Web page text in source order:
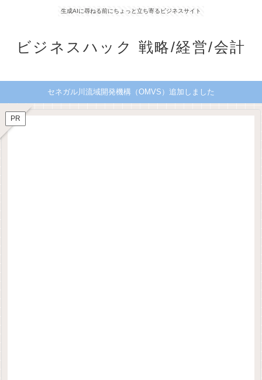
生成AIに尋ねる前にちょっと立ち寄るビジネスサイト
ビジネスハック 戦略/経営/会計
セネガル川流域開発機構（OMVS）追加しました
PR